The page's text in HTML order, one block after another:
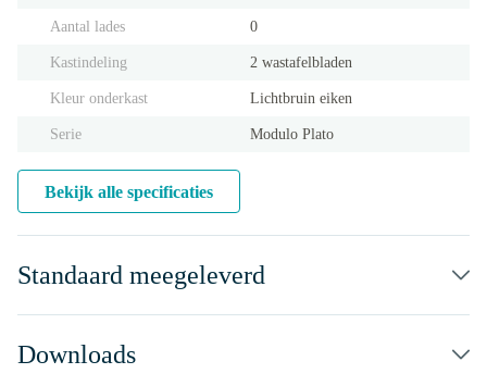
Aantal lades 0
Kastindeling 2 wastafelbladen
Kleur onderkast Lichtbruin eiken
Serie Modulo Plato
Bekijk alle specificaties
Standaard meegeleverd
Downloads